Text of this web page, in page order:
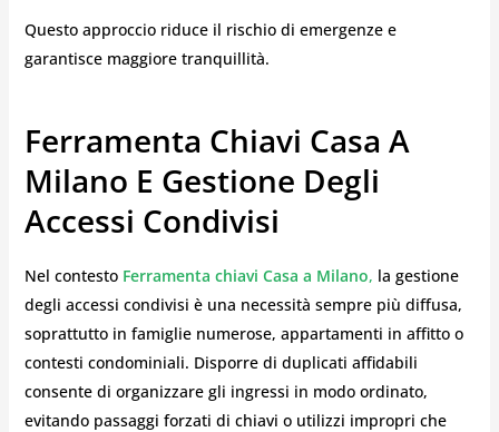
Questo approccio riduce il rischio di emergenze e
garantisce maggiore tranquillità.
Ferramenta Chiavi Casa A
Milano E Gestione Degli
Accessi Condivisi
Nel contesto Ferramenta chiavi Casa a Milano, la gestione
degli accessi condivisi è una necessità sempre più diffusa,
soprattutto in famiglie numerose, appartamenti in affitto o
contesti condominiali. Disporre di duplicati affidabili
consente di organizzare gli ingressi in modo ordinato,
evitando passaggi forzati di chiavi o utilizzi impropri che